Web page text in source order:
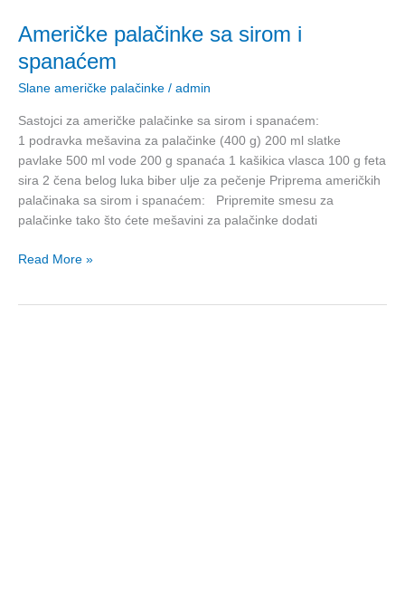
Američke palačinke sa sirom i
spanaćem
Slane američke palačinke / admin
Sastojci za američke palačinke sa sirom i spanaćem:
1 podravka mešavina za palačinke (400 g) 200 ml slatke
pavlake 500 ml vode 200 g spanaća 1 kašikica vlasca 100 g feta
sira 2 čena belog luka biber ulje za pečenje Priprema američkih
palačinaka sa sirom i spanaćem: Pripremite smesu za
palačinke tako što ćete mešavini za palačinke dodati
Read More »